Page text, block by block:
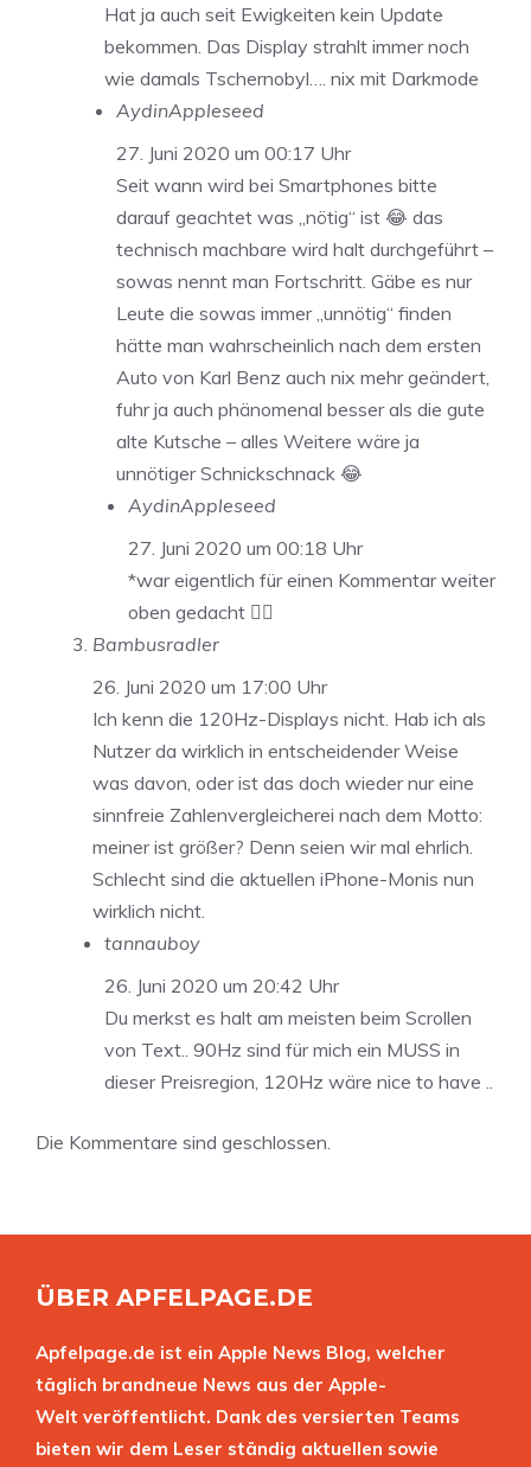
Hat ja auch seit Ewigkeiten kein Update
bekommen. Das Display strahlt immer noch
wie damals Tschernobyl…. nix mit Darkmode
AydinAppleseed
27. Juni 2020 um 00:17 Uhr
Seit wann wird bei Smartphones bitte
darauf geachtet was „nötig“ ist 😂 das
technisch machbare wird halt durchgeführt –
sowas nennt man Fortschritt. Gäbe es nur
Leute die sowas immer „unnötig“ finden
hätte man wahrscheinlich nach dem ersten
Auto von Karl Benz auch nix mehr geändert,
fuhr ja auch phänomenal besser als die gute
alte Kutsche – alles Weitere wäre ja
unnötiger Schnickschnack 😂
AydinAppleseed
27. Juni 2020 um 00:18 Uhr
*war eigentlich für einen Kommentar weiter
oben gedacht ✌🏻
Bambusradler
26. Juni 2020 um 17:00 Uhr
Ich kenn die 120Hz-Displays nicht. Hab ich als
Nutzer da wirklich in entscheidender Weise
was davon, oder ist das doch wieder nur eine
sinnfreie Zahlenvergleicherei nach dem Motto:
meiner ist größer? Denn seien wir mal ehrlich.
Schlecht sind die aktuellen iPhone-Monis nun
wirklich nicht.
tannauboy
26. Juni 2020 um 20:42 Uhr
Du merkst es halt am meisten beim Scrollen
von Text.. 90Hz sind für mich ein MUSS in
dieser Preisregion, 120Hz wäre nice to have ..
Die Kommentare sind geschlossen.
ÜBER APFELPAGE.DE
Apfelpage.de ist ein Apple News Blog, welcher
täglich brandneue News aus der Apple-
Welt veröffentlicht. Dank des versierten Teams
bieten wir dem Leser ständig aktuellen sowie